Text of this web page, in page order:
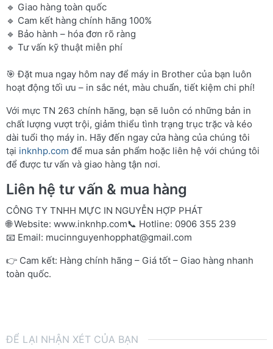
🔹 Giao hàng toàn quốc
🔹 Cam kết hàng chính hãng 100%
🔹 Bảo hành – hóa đơn rõ ràng
🔹 Tư vấn kỹ thuật miễn phí
🎯 Đặt mua ngay hôm nay để máy in Brother của bạn luôn
hoạt động tối ưu – in sắc nét, màu chuẩn, tiết kiệm chi phí!
Với mực TN 263 chính hãng, bạn sẽ luôn có những bản in
chất lượng vượt trội, giảm thiểu tình trạng trục trặc và kéo
dài tuổi thọ máy in. Hãy đến ngay cửa hàng của chúng tôi
tại inknhp.com để mua sản phẩm hoặc liên hệ với chúng tôi
để được tư vấn và giao hàng tận nơi.
Liên hệ tư vấn & mua hàng
CÔNG TY TNHH MỰC IN NGUYỄN HỢP PHÁT
🌐 Website: www.inknhp.com📞 Hotline: 0906 355 239
📧 Email: mucinnguyenhopphat@gmail.com
👉 Cam kết: Hàng chính hãng – Giá tốt – Giao hàng nhanh
toàn quốc.
ĐỂ LẠI NHẬN XÉT CỦA BẠN